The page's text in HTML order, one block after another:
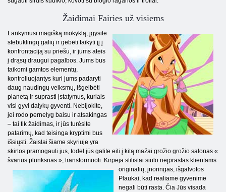
Žaidimai Fairies už visiems
Lankymūsi magišką mokyklą, įgysite
stebuklingų galių ir gebėti taikyti jį į
konfrontaciją su priešu, ir jums ateis
į drąsų draugui pagalbos. Jums bus
taikomi gamtos elementų,
kontroliuojantys kuri jums padaryti
daug naudingų veiksmų, išgelbėti
planetą ir suprasti įstatymus, kuriais
visi gyvi dalykų gyventi. Nebijokite,
jei rodo pernelyg baisu ir atsakingas
– tai tik žaidimas, ir jūs turėsite
patarimų, kad teisinga kryptimi bus
išsiųsti. Žaislai šiame skyriuje yra
skirtos pramogauti jus, todėl jūs galite eiti į kitą mažai grožio grožio salonas «
švarius plunksnas », transformuoti. Kirpėja stilistai siūlo neįprastas klientams
originalių, įnoringas, išgalvotos
Plaukai, kad realiame gyvenime
negali būti rasta. Čia Jūs visada